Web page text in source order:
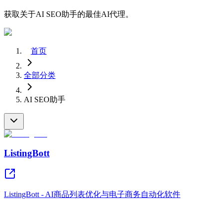
获取关于AI SEO助手的最佳AI代理。
首页
全部分类
AI SEO助手
ListingBott
ListingBott - AI商品列表优化与电子商务自动化软件